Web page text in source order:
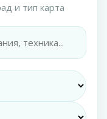
и тип карта